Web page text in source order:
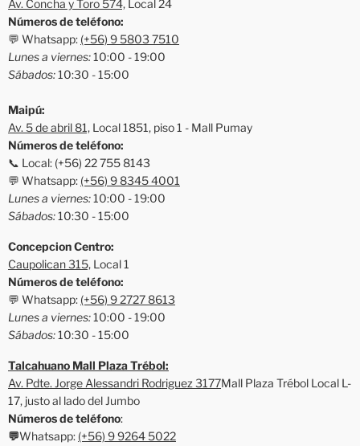
Av. Concha y Toro 574, Local 24
Números de teléfono:
💬 Whatsapp: (+56) 9 5803 7510
Lunes a viernes:10:00 - 19:00
Sábados:10:30 - 15:00
Maipú:
Av. 5 de abril 81, Local 1851, piso 1 - Mall Pumay
Números de teléfono:
📞 Local: (+56) 22 755 8143
💬 Whatsapp: (+56) 9 8345 4001
Lunes a viernes:10:00 - 19:00
Sábados:10:30 - 15:00
Concepcion Centro:
Caupolican 315, Local 1
Números de teléfono:
💬 Whatsapp: (+56) 9 2727 8613
Lunes a viernes:10:00 - 19:00
Sábados:10:30 - 15:00
Talcahuano Mall Plaza Trébol:
Av. Pdte. Jorge Alessandri Rodriguez 3177Mall Plaza Trébol Local L-
17, justo al lado del Jumbo
Números de teléfono:
💬Whatsapp: (+56) 9 9264 5022